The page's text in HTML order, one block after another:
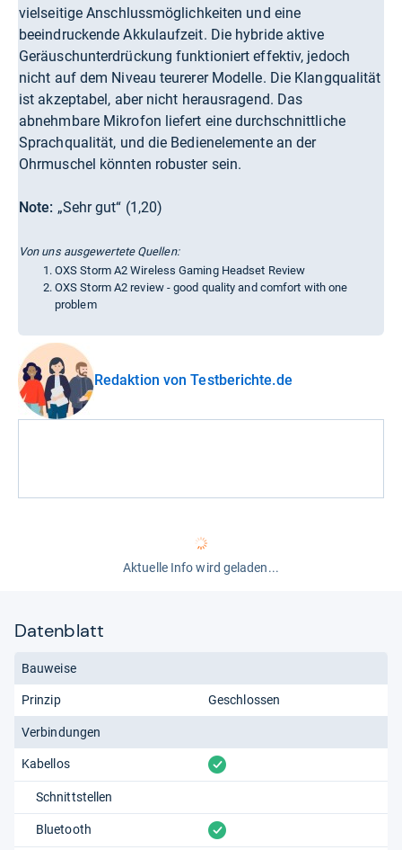
vielseitige Anschlussmöglichkeiten und eine
beeindruckende Akkulaufzeit. Die hybride aktive
Geräuschunterdrückung funktioniert effektiv, jedoch
nicht auf dem Niveau teurerer Modelle. Die Klangqualität
ist akzeptabel, aber nicht herausragend. Das
abnehmbare Mikrofon liefert eine durchschnittliche
Sprachqualität, und die Bedienelemente an der
Ohrmuschel könnten robuster sein.
Note: „Sehr gut“ (1,20)
Von uns ausgewertete Quellen:
OXS Storm A2 Wireless Gaming Headset Review
OXS Storm A2 review - good quality and comfort with one
problem
Redaktion von Testberichte.de
Aktuelle Info wird geladen...
Datenblatt
Bauweise
Prinzip Geschlossen
Verbindungen
Kabellos vorhanden
Schnittstellen
Bluetooth vorhanden